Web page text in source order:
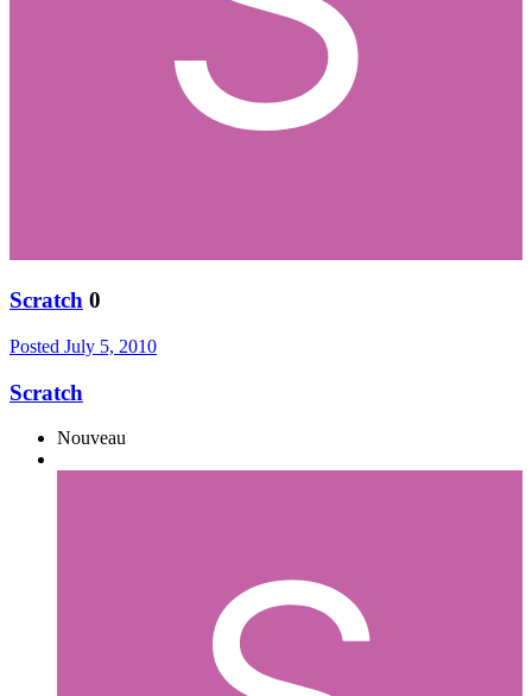
Scratch 0
Posted July 5, 2010
Scratch
Nouveau